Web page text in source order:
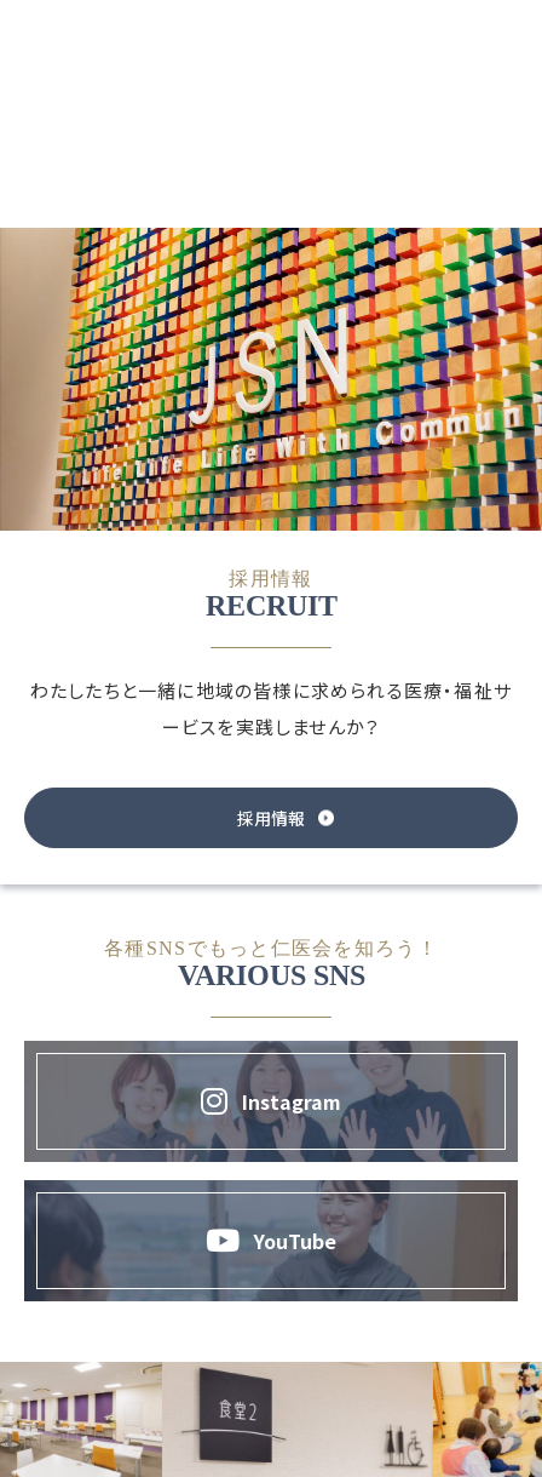
採用情報
RECRUIT
わたしたちと一緒に地域の皆様に求められる医療・福祉サ
ービスを実践しませんか？
採用情報
各種SNSでもっと仁医会を知ろう！
VARIOUS SNS
Instagram
YouTube